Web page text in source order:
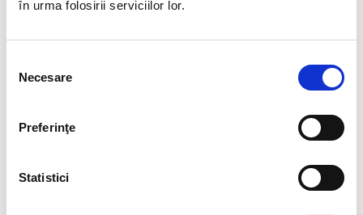
în urma folosirii serviciilor lor.
consimțământului
Necesare
Preferinţe
Statistici
Prof.dr.eng. TRAISTĂ Eugen
President
Prof.dr.eng. MARCU Marius